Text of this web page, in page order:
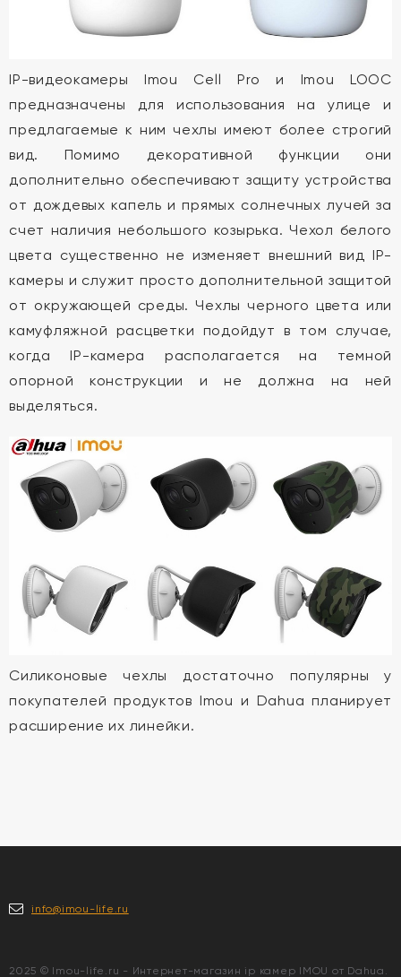
IP-видеокамеры Imou Cell Pro и Imou LOOC
предназначены для использования на улице и
предлагаемые к ним чехлы имеют более строгий
вид. Помимо декоративной функции они
дополнительно обеспечивают защиту устройства
от дождевых капель и прямых солнечных лучей за
счет наличия небольшого козырька. Чехол белого
цвета существенно не изменяет внешний вид IP-
камеры и служит просто дополнительной защитой
от окружающей среды. Чехлы черного цвета или
камуфляжной расцветки подойдут в том случае,
когда IP-камера располагается на темной
опорной конструкции и не должна на ней
выделяться.
Силиконовые чехлы достаточно популярны у
покупателей продуктов Imou и Dahua планирует
расширение их линейки.
info@imou-life.ru
2025 © Imou-life.ru - Интернет-магазин ip камер IMOU от Dahua.